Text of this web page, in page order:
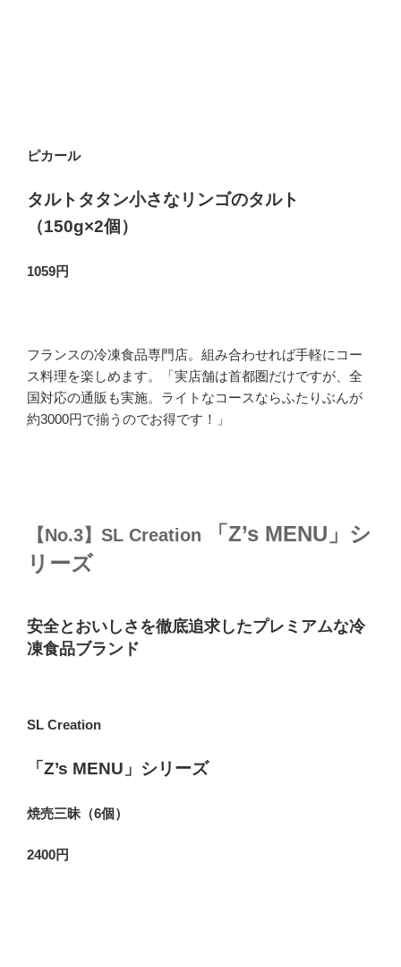
ピカール
タルトタタン小さなリンゴのタルト
（150g×2個）
1059円
フランスの冷凍食品専門店。組み合わせれば手軽にコー
ス料理を楽しめます。「実店舗は首都圏だけですが、全
国対応の通販も実施。ライトなコースならふたりぶんが
約3000円で揃うのでお得です！」
【No.3】 SL Creation
「Z’s MENU」シ
リーズ
安全とおいしさを徹底追求したプレミアムな冷
凍食品ブランド
SL Creation
「Z’s MENU」シリーズ
焼売三昧（6個）
2400円